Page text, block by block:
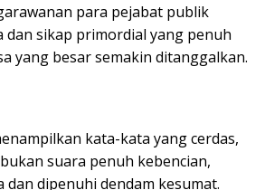
para pejabat publik
dan sikap primordial yang penuh
yang besar semakin ditanggalkan.
kata-kata yang cerdas,
suara penuh kebencian,
dan dipenuhi dendam kesumat.